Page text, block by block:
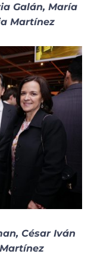
Galán, María
Martínez
César Iván